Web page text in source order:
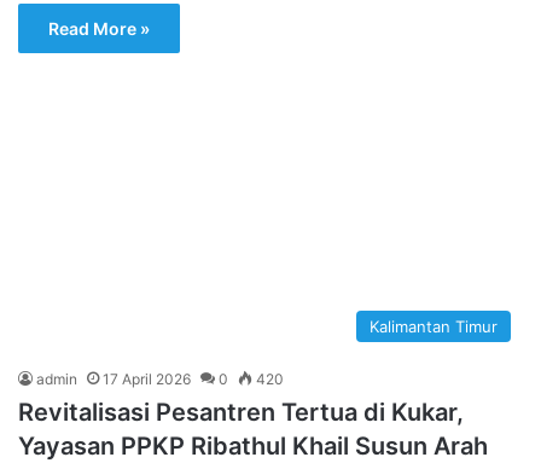
Read More »
Kalimantan Timur
admin 17 April 2026 0 420
Revitalisasi Pesantren Tertua di Kukar,
Yayasan PPKP Ribathul Khail Susun Arah